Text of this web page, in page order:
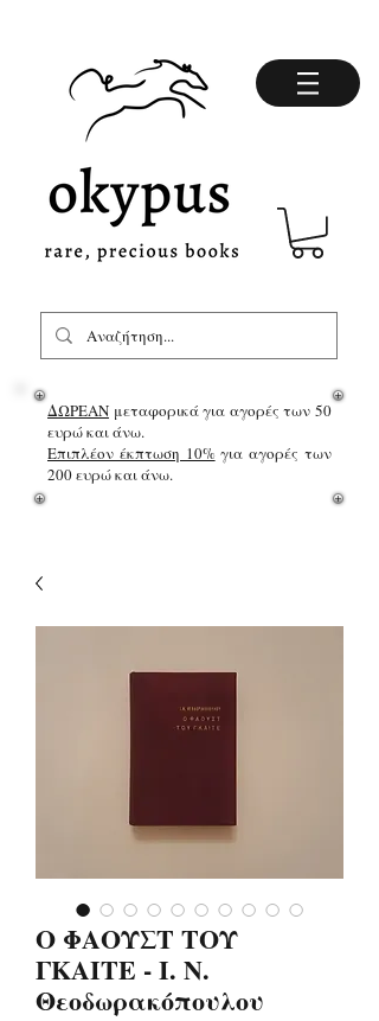
ΔΩΡΕΑΝ μεταφορικά για αγορές των 50
ευρώ και άνω.
Επιπλέον έκπτωση 10%για αγορές των
200 ευρώ και άνω.
Ο ΦΑΟΥΣΤ ΤΟΥ
ΓΚΑΙΤΕ - Ι. Ν.
Θεοδωρακόπουλου